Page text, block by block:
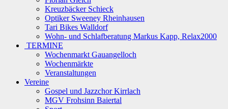
Kreuzbäcker Schieck
Optiker Sweeney Rheinhausen
Tari Bikes Walldorf
Wohn- und Schlafberatung Markus Kapp, Relax2000
TERMINE
Wochenmarkt Gauangelloch
Wochenmärkte
Veranstaltungen
Vereine
Gospel und Jazzchor Kirrlach
MGV Frohsinn Baiertal